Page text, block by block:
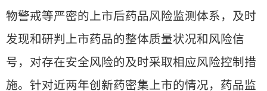
物警戒等严密的上市后药品风险监测体系，及时
发现和研判上市药品的整体质量状况和风险信
号，对存在安全风险的及时采取相应风险控制措
施。针对近两年创新药密集上市的情况，药品监